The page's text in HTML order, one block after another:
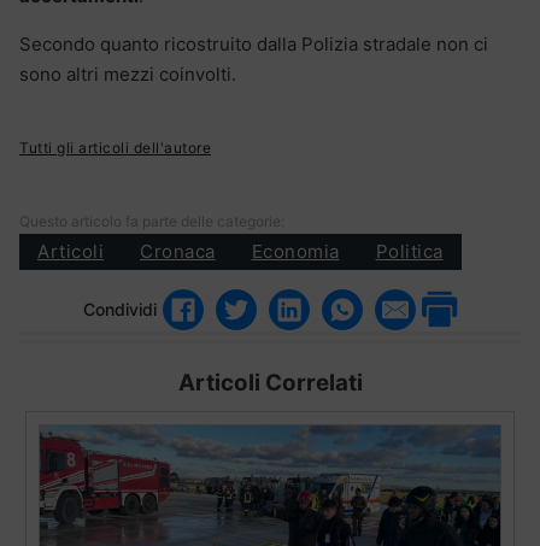
Secondo quanto ricostruito dalla Polizia stradale non ci
sono altri mezzi coinvolti.
Tutti gli articoli dell'autore
Questo articolo fa parte delle categorie:
Articoli Cronaca Economia Politica
Condividi
Articoli Correlati